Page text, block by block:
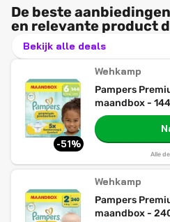
De beste
en relevante product
Bekijk alle deals
-51%
Wehkamp
Pampers
maandbox -
Alle
Wehkamp
Pampers
maandbox -